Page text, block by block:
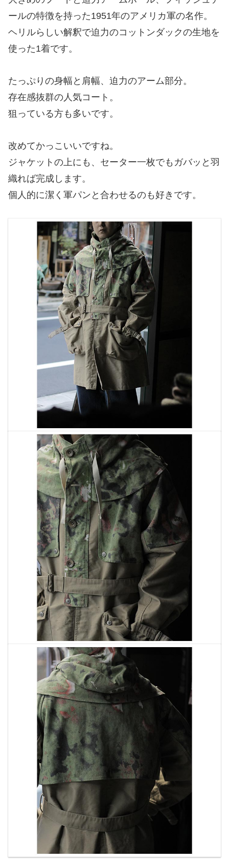
ールの特徴を持った1951年のアメリカ軍の名作。
ヘリルらしい解釈で迫力のコットンダックの生地を
使った1着です。
たっぷりの身幅と肩幅、迫力のアーム部分。
存在感抜群の人気コート。
狙っている方も多いです。
改めてかっこいいですね。
ジャケットの上にも、セーター一枚でもガバッと羽
織れば完成します。
個人的に潔く軍パンと合わせるのも好きです。